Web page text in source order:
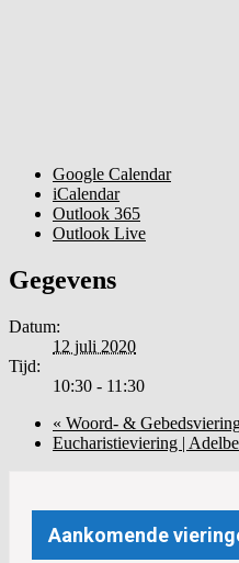
Google Calendar
iCalendar
Outlook 365
Outlook Live
Gegevens
Datum:
12 juli 2020
Tijd:
10:30 - 11:30
« Woord- &
Eucharistieviering |
Aankomende